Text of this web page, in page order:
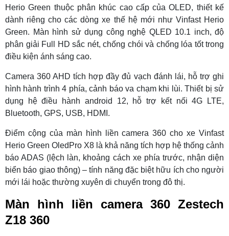
Herio Green thuộc phân khúc cao cấp của OLED, thiết kế
dành riêng cho các dòng xe thế hệ mới như Vinfast Herio
Green. Màn hình sử dụng công nghệ QLED 10.1 inch, độ
phân giải Full HD sắc nét, chống chói và chống lóa tốt trong
điều kiện ánh sáng cao.
Camera 360 AHD tích hợp đầy đủ vạch đánh lái, hỗ trợ ghi
hình hành trình 4 phía, cảnh báo va chạm khi lùi. Thiết bị sử
dụng hệ điều hành android 12, hỗ trợ kết nối 4G LTE,
Bluetooth, GPS, USB, HDMI.
Điểm cộng của màn hình liền camera 360 cho xe Vinfast
Herio Green OledPro X8 là khả năng tích hợp hệ thống cảnh
báo ADAS (lệch làn, khoảng cách xe phía trước, nhận diện
biển báo giao thông) – tính năng đặc biệt hữu ích cho người
mới lái hoặc thường xuyên di chuyển trong đô thị.
Màn hình liền camera 360 Zestech
Z18 360